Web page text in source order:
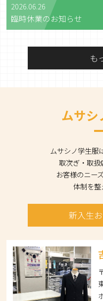
2026.06.26
臨時休業のお知らせ
も
ムサシ
ムサシノ学生服
取次ぎ・取扱
お客様のニー
体制を整
新入生